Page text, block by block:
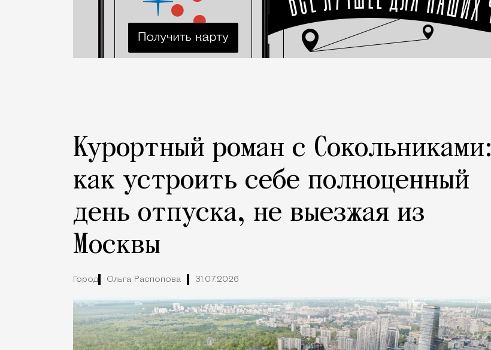
Курортный роман с Сокольниками:
как устроить себе полноценный
день отпуска, не выезжая из
Москвы
Город Ольга Распопова 31.07.2026